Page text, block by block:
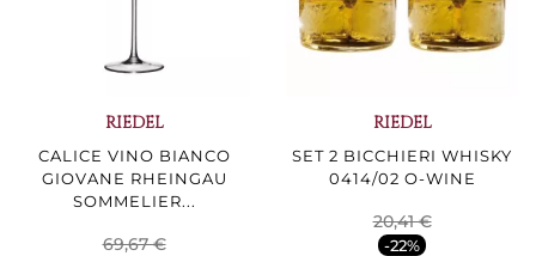
RIEDEL
CALICE VINO BIANCO
GIOVANE RHEINGAU
SOMMELIER...
69,67 €
RIEDEL
SET 2 BICCHIERI WHISKY
0414/02 O-WINE
20,41 €
-22%